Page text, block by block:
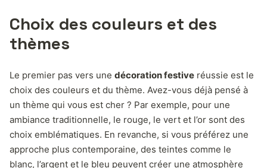
Choix des couleurs et des
thèmes
Le premier pas vers une décoration festive réussie est le
choix des couleurs et du thème. Avez-vous déjà pensé à
un thème qui vous est cher ? Par exemple, pour une
ambiance traditionnelle, le rouge, le vert et l’or sont des
choix emblématiques. En revanche, si vous préférez une
approche plus contemporaine, des teintes comme le
blanc, l’argent et le bleu peuvent créer une atmosphère